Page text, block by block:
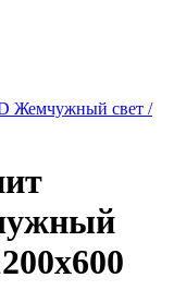
Жемчужный свет /